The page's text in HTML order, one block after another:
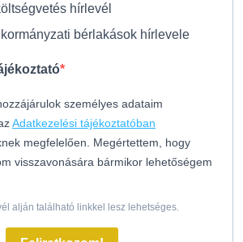
hírlevél
bérlakások hírlevele
személyes adataim
Adatkezelési tájékoztatóban
megfelelően. Megértettem, hogy
visszavonására bármikor lehetőségem
alján található linkkel lesz lehetséges.